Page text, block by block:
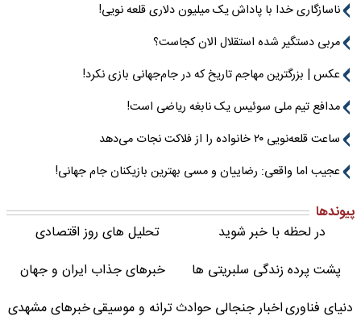
ناسازگاری خدا با پاداش یک میلیون دلاری قلعه نویی!
مربی دستگیر شده استقلال الان کجاست؟
عکس | بزرگترین مهاجم تاریخ که در جام‌جهانی بازی نکرد!
مدافع تیم ملی سوئیس یک نابغه ریاضی است!
ساعت قلعه‌نویی ۲۰ خانواده را از فلاکت نجات می‌دهد
عجیب اما واقعی: رضاییان و مسی بهترین بازیکنان جام جهانی!
پیوندها
در لحظه با خبر شوید
تحلیل های روز اقتصادی
پشت پرده زندگی سلبریتی ها
خبرهای جذاب ایران و جهان
دنیای فناوریاخبار جنجالی حوادثترانه و موسیقیخبرهای مشهدی